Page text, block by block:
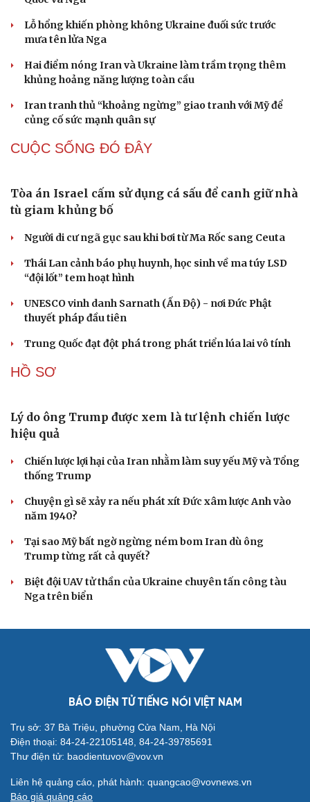
Cải chính
Đột phá hiếm hoi tại Gaza giữa những hoài nghi
Quốc và Nga
mưa tên lửa Nga
Hai điểm nóng Iran và Ukraine làm trầm trọng thêm
củng cố sức mạnh quân sự
CUỘC SỐNG ĐÓ ĐÂY
tù giam khủng bố
Người di cư ngã gục sau khi bơi từ Ma Rốc sang Ceuta
Thái Lan cảnh báo phụ huynh, học sinh về ma túy LSD
“đội lốt” tem hoạt hình
UNESCO vinh danh Sarnath (Ấn Độ) - nơi Đức Phật
hiệu quả
Chiến lược lợi hại của Iran nhằm làm suy yếu Mỹ và Tổng
Chuyện gì sẽ xảy ra nếu phát xít Đức xâm lược Anh vào